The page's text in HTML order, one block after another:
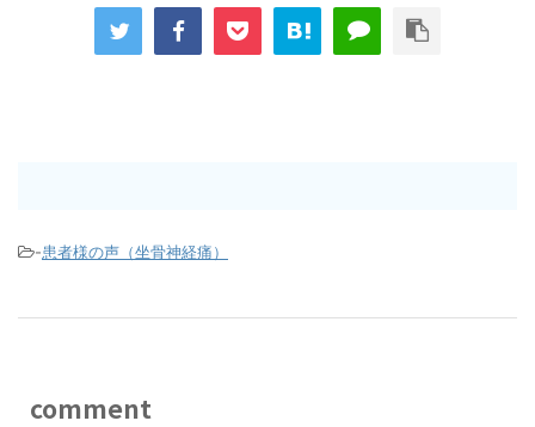
-患者様の声（坐骨神経痛）
comment